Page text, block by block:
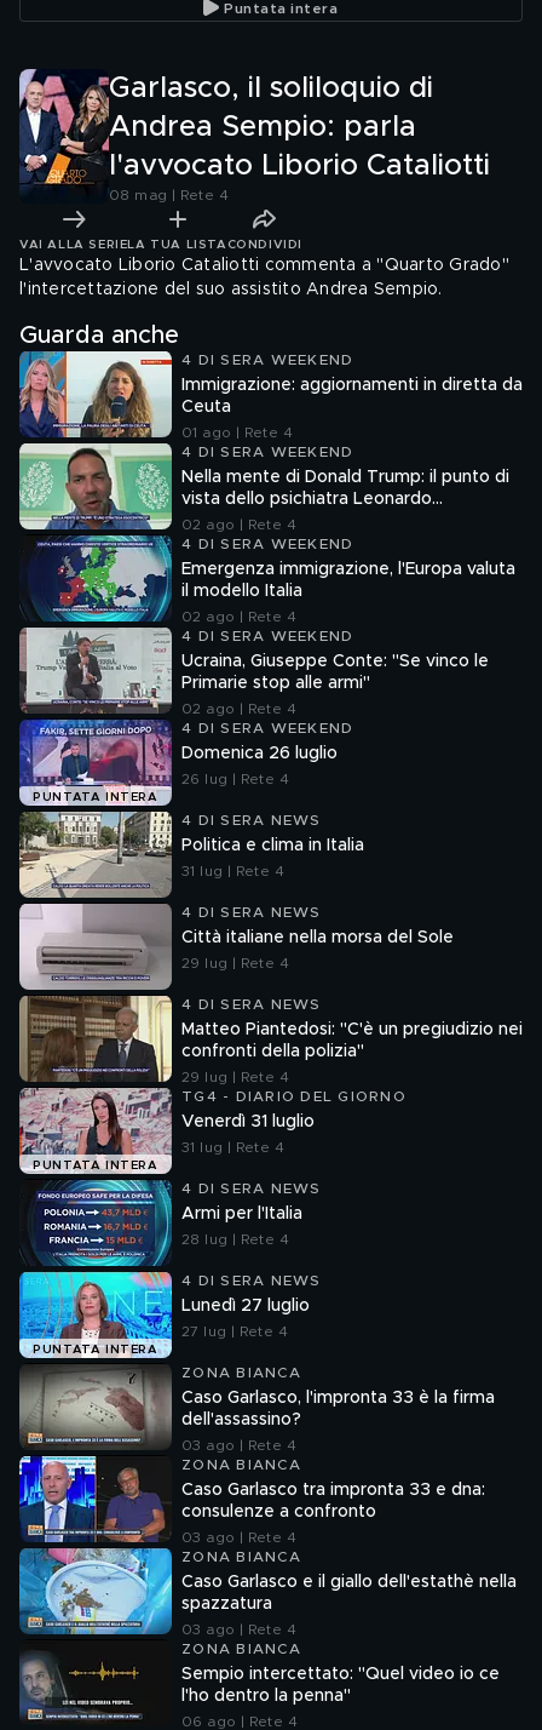
arrestato
Puntata intera
Garlasco, il soliloquio di
Andrea Sempio: parla
l'avvocato Liborio Cataliotti
08 mag | Rete 4
VAI ALLA SERIE LA TUA LISTA CONDIVIDI
L'avvocato Liborio Cataliotti commenta a "Quarto Grado"
l'intercettazione del suo assistito Andrea Sempio.
Guarda anche
4 DI SERA WEEKEND
Immigrazione: aggiornamenti in diretta da
Ceuta
01 ago | Rete 4
4 DI SERA WEEKEND
Nella mente di Donald Trump: il punto di
vista dello psichiatra Leonardo
Mendolicchio
02 ago | Rete 4
4 DI SERA WEEKEND
Emergenza immigrazione, l'Europa valuta
il modello Italia
02 ago | Rete 4
4 DI SERA WEEKEND
Ucraina, Giuseppe Conte: "Se vinco le
Primarie stop alle armi"
02 ago | Rete 4
PUNTATA INTERA
4 DI SERA WEEKEND
Domenica 26 luglio
26 lug | Rete 4
4 DI SERA NEWS
Politica e clima in Italia
31 lug | Rete 4
4 DI SERA NEWS
Città italiane nella morsa del Sole
29 lug | Rete 4
4 DI SERA NEWS
Matteo Piantedosi: "C'è un pregiudizio nei
confronti della polizia"
29 lug | Rete 4
PUNTATA INTERA
TG4 - DIARIO DEL GIORNO
Venerdì 31 luglio
31 lug | Rete 4
4 DI SERA NEWS
Armi per l'Italia
28 lug | Rete 4
PUNTATA INTERA
4 DI SERA NEWS
Lunedì 27 luglio
27 lug | Rete 4
ZONA BIANCA
Caso Garlasco, l'impronta 33 è la firma
dell'assassino?
03 ago | Rete 4
ZONA BIANCA
Caso Garlasco tra impronta 33 e dna:
consulenze a confronto
03 ago | Rete 4
ZONA BIANCA
Caso Garlasco e il giallo dell'estathè nella
spazzatura
03 ago | Rete 4
ZONA BIANCA
Sempio intercettato: "Quel video io ce
l'ho dentro la penna"
06 ago | Rete 4